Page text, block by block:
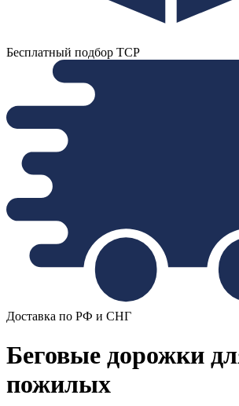
Бесплатный подбор ТСР
Доставка по РФ и СНГ
Беговые дорожки
пожилых